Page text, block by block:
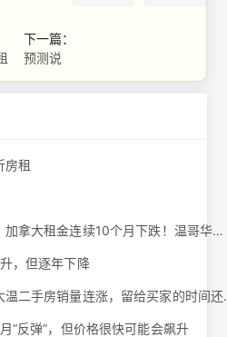
下一篇：
预测说
租
移民锐减引发连锁反应：加拿大租金连续10个月下跌！温哥华暴跌7%！ ...
，但逐年下降
加拿大楼市
“反弹”，但价格很快可能会飙升